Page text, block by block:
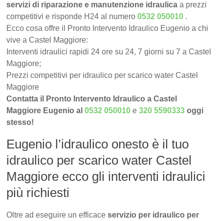
servizi di riparazione e manutenzione idraulica a prezzi
competitivi e risponde H24 al numero0532 050010 .
Ecco cosa offre il Pronto Intervento Idraulico Eugenio a chi
vive a Castel Maggiore:
Interventi idraulici rapidi 24 ore su 24, 7 giorni su 7 a Castel
Maggiore;
Prezzi competitivi per idraulico per scarico water Castel
Maggiore
Contatta il Pronto Intervento Idraulico a Castel
Maggiore Eugenio al0532 050010 e320 5590333 oggi
stesso!
Eugenio l’idraulico onesto è il tuo
idraulico per scarico water Castel
Maggiore ecco gli interventi idraulici
più richiesti
Oltre ad eseguire un efficaceservizio per idraulico per